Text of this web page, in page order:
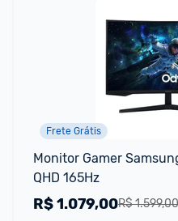
Frete Grátis
Monitor Gamer
QHD 165Hz
R$ 1.599,00
R$1.079,00